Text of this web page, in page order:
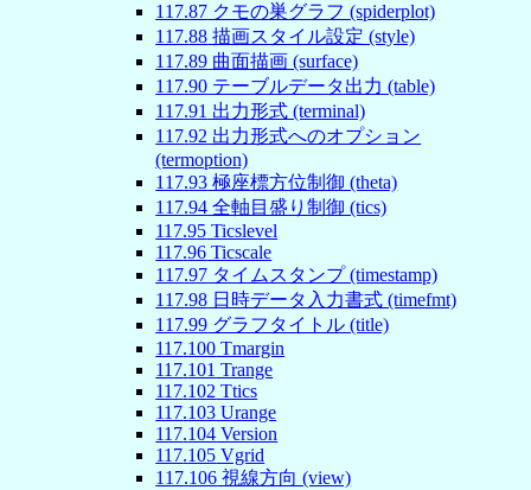
117.87 クモの巣グラフ (spiderplot)
117.88 描画スタイル設定 (style)
117.89 曲面描画 (surface)
117.90 テーブルデータ出力 (table)
117.91 出力形式 (terminal)
117.92 出力形式へのオプション
(termoption)
117.93 極座標方位制御 (theta)
117.94 全軸目盛り制御 (tics)
117.95 Ticslevel
117.96 Ticscale
117.97 タイムスタンプ (timestamp)
117.98 日時データ入力書式 (timefmt)
117.99 グラフタイトル (title)
117.100 Tmargin
117.101 Trange
117.102 Ttics
117.103 Urange
117.104 Version
117.105 Vgrid
117.106 視線方向 (view)